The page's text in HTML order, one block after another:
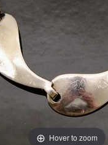
Hover to zoom